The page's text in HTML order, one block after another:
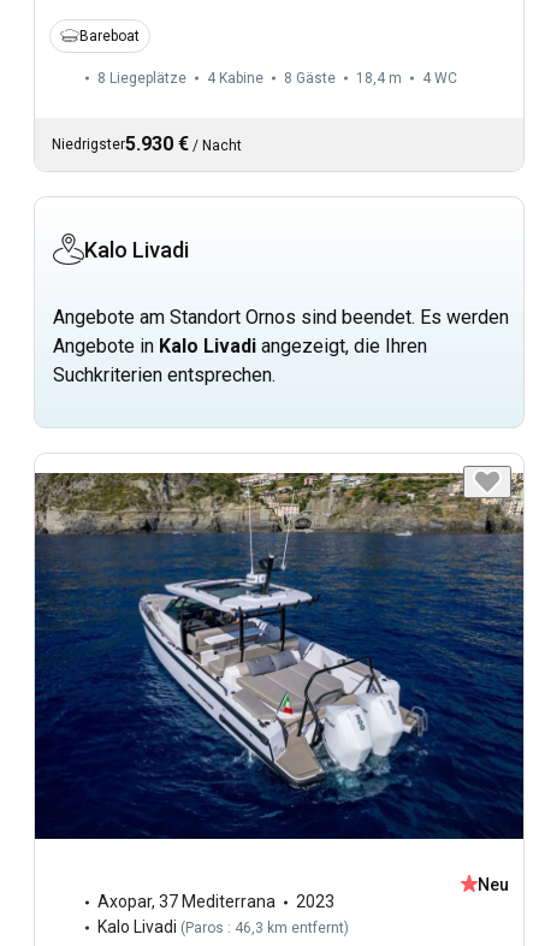
Bareboat
8 Liegeplätze 4 Kabine 8 Gäste 18,4 m 4 WC
Niedrigster5.930 € / Nacht
Kalo Livadi
Angebote am Standort Ornos sind beendet. Es werden
Angebote in Kalo Livadi angezeigt, die Ihren
Suchkriterien entsprechen.
Axopar, 37 Mediterrana
2023
Kalo Livadi ( Paros : 46,3 km entfernt)
Neu